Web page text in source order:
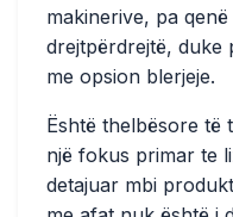
makinerive, pa
drejtpërdrejtë, duke
me opsion blerjeje.
Është thelbësore të
një fokus primar te
detajuar mbi